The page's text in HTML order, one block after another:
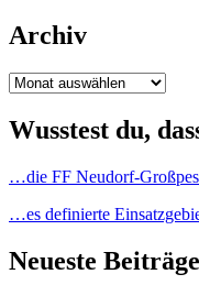
Archiv
Archiv
Wusstest du,
…die FF Neudorf-
…es definierte
Neueste Beiträge